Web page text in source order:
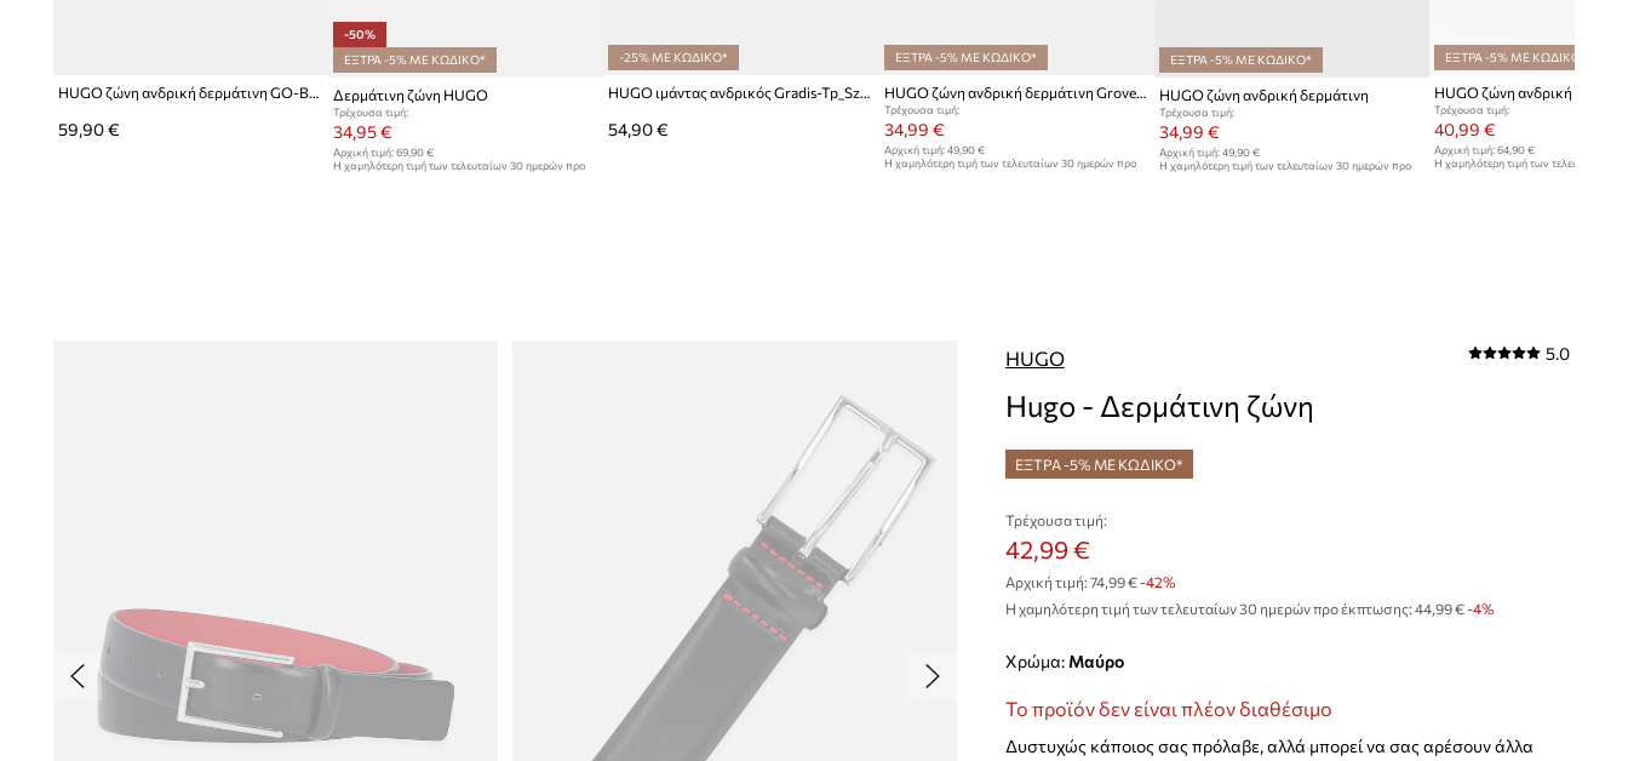
HUGO ζώνη ανδρική δερμάτινη GO-Belt_Sz30
59,90 €
-50%
ΕΞΤΡΑ -5% ΜΕ ΚΩΔΙΚΟ*
Δερμάτινη ζώνη HUGO
Τρέχουσα τιμή:
34,95 €
Αρχική τιμή:69,90 €
Η χαμηλότερη τιμή των τελευταίων 30 ημερών προ
-25% ΜΕ ΚΩΔΙΚΟ*
HUGO ιμάντας ανδρικός Gradis-Tp_Sz35
54,90 €
ΕΞΤΡΑ -5% ΜΕ ΚΩΔΙΚΟ*
HUGO ζώνη ανδρική δερμάτινη Grover_Sz35
Τρέχουσα τιμή:
34,99 €
Αρχική τιμή: 49,90 €
Η χαμηλότερη τιμή των τελευταίων 30 ημερών προ
ΕΞΤΡΑ -5% ΜΕ ΚΩΔΙΚΟ*
HUGO ζώνη ανδρική δερμάτινη
Τρέχουσα τιμή:
34,99 €
Αρχική τιμή:49,90 €
Η χαμηλότερη τιμή των τελευταίων 30 ημερών προ
ΕΞΤΡΑ -5% ΜΕ ΚΩΔΙΚΟ*
Τρέχουσα τιμή:
40,99 €
Αρχική τιμή: 64,90 €
Η χαμηλότερη τιμή των τελευταίων
HUGO 5.0
Hugo - Δερμάτινη ζώνη
ΕΞΤΡΑ -5% ΜΕ ΚΩΔΙΚΟ*
Τρέχουσα τιμή:
42,99 €
Αρχική τιμή: 74,99 €-42%
Η χαμηλότερη τιμή των τελευταίων 30 ημερών προ έκπτωσης: 44,99 € -4%
Χρώμα: μαύρο
Το προϊόν δεν είναι πλέον διαθέσιμο
Δυστυχώς κάποιος σας πρόλαβε, αλλά μπορεί να σας αρέσουν άλλα